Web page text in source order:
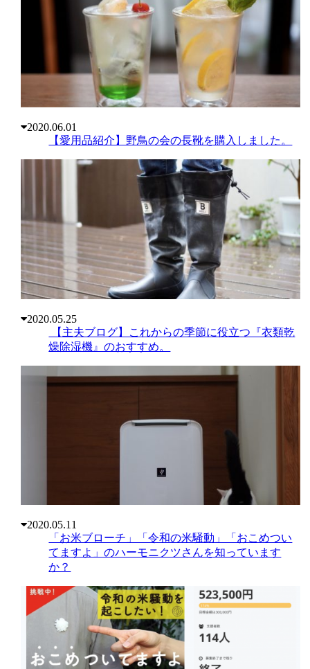
2020.06.01
【愛用品紹介】野鳥の会の長靴を購入しました。
2020.05.25
 【主夫ブログ】これからの季節に役立つ『衣類乾
燥除湿機』のおすすめ。
2020.05.11
「お米ブローチ」「令和の米騒動」「おこめつい
てますよ」のハーモニクツさんを知っています
か？